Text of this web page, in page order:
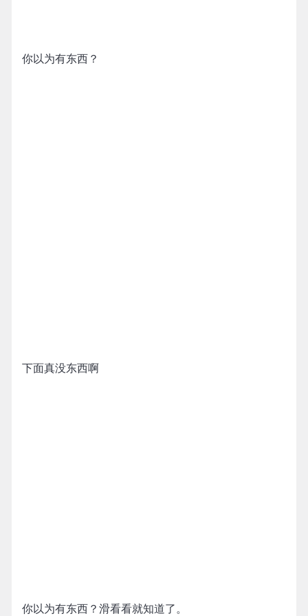
你以为有东西？
下面真没东西啊
你以为有东西？滑看看就知道了。